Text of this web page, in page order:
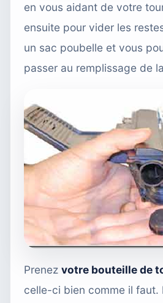
en vous aidant de votre
ensuite pour vider les
un sac poubelle et vous
passer au remplissage de
Prenez votre bouteille de
celle-ci bien comme il faut.